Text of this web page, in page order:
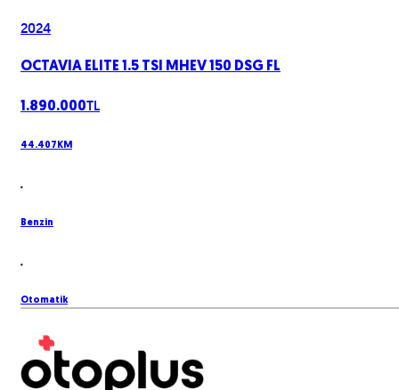
2024
OCTAVIA ELITE 1.5 TSI MHEV 150 DSG FL
1.890.000TL
44.407 KM
Benzin
Otomatik